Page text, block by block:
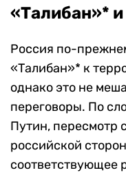
«Талибан»*
Россия по-
«Талибан»* к
однако это не
переговоры. По
Путин, пересмотр
российской
соответствующее